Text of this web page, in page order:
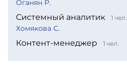
Оганян Р.
Системный аналитик 1 чел.
Хомякова С.
Контент-менеджер 1 чел.